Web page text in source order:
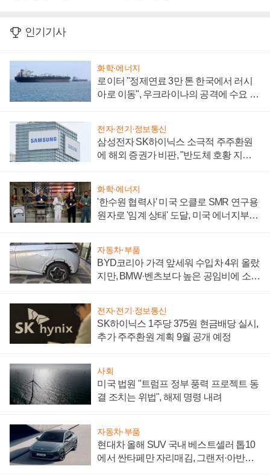
인기기사
화학·에너지
로이터 "정제연료 3만 톤 한국에서 러시
아로 이동", 우크라이나의 공격에 수요 늘
전자·전기·정보통신
삼성전자 SK하이닉스 소극적 주주환원
에 해외 증권가 비판, "반도체 호황 지속
화학·에너지
'한수원 협력사' 미국 오클로 SMR 연구용
원자로 '임계 상태' 도달, 미국 에너지부
자동차·부품
BYD코리아 가격 앞세워 수입차 4위 올랐
지만, BMW·벤츠보다 높은 공임비에 소비
전자·전기·정보통신
SK하이닉스 1주당 375원 현금배당 실시,
추가 주주환원 계획 9월 공개 예정
사회
미국 법원 "트럼프 정부 풍력 프로젝트 동
결 조치는 위법", 해제 명령 내려
자동차·부품
현대차 올해 SUV 국내 베스트셀러 톱10
에서 싼타페만 자리매김, 그랜저·아반떼